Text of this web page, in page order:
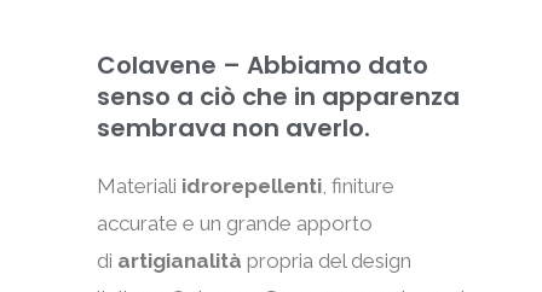
Colavene – Abbiamo dato
senso a ciò che in apparenza
sembrava non averlo.
Materiali idrorepellenti, finiture
accurate e un grande apporto
di artigianalità propria del design